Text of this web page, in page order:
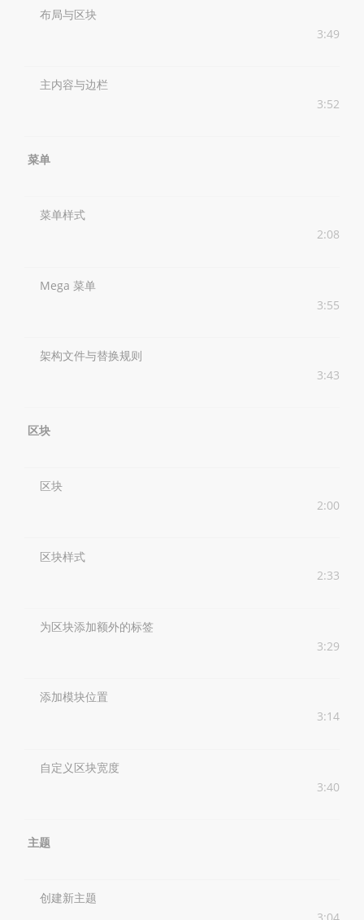
布局与区块
3:49
主内容与边栏
3:52
菜单
菜单样式
2:08
Mega 菜单
3:55
架构文件与替换规则
3:43
区块
区块
2:00
区块样式
2:33
为区块添加额外的标签
3:29
添加模块位置
3:14
自定义区块宽度
3:40
主题
创建新主题